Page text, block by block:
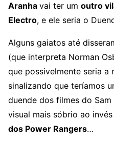
Aranha vai ter um outro
Electro, e ele seria o
Alguns gaiatos até
(que interpreta Norman
que possivelmente seria a
sinalizando que teríamos
duende dos filmes do
visual mais sóbrio ao
dos Power Rangers…